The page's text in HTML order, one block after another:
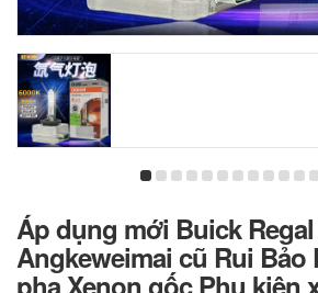
Áp dụng mới Buick
Angkeweimai cũ Rui Bảo
pha Xenon gốc Phụ kiện